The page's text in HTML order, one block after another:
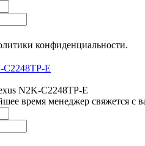
конфиденциальности.
C2248TP-E
N2K-C2248TP-E
время менеджер свяжется с